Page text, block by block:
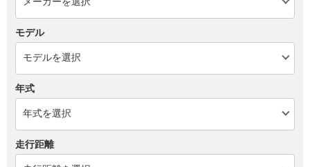
モデル
年式
走行距離